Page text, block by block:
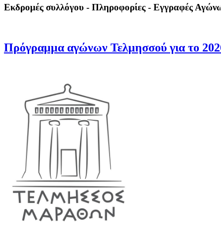
Εκδρομές συλλόγου - Πληροφορίες - Εγγραφές
Πρόγραμμα αγώνων Τελμησσού για το